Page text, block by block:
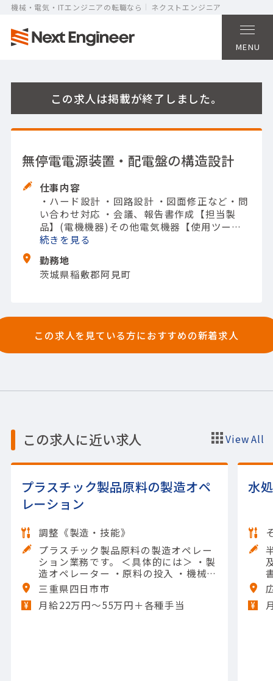
機械・電気・ITエンジニアの転職なら ネクストエンジニア
MENU
この求人は掲載が終了しました。
無停電電源装置・配電盤の構造設計
仕事内容
・ハード設計 ・回路設計 ・図面修正など ・問
い合わせ対応 ・会議、報告書作成 【担当製
品】(電機機器)その他電気機器 【使用ツー
ル】AutoCAD Electrical; オシロスコープ; マ
続きを
勤務地
茨城県稲敷郡阿見町
この求人を見ている方におすすめの新着求人
この求人に近い求人 View All
プラスチック製品原料の製造オペ
レーション
調整《製造・技能》
プラスチック製品原料の製造オペレー
ション業務です。 ＜具体的には＞ ・製
造オペレーター ・原料の投入 ・機械の
操作や清掃 ・メンテナンスなど 【担当
製品】(素材・素材加工品)石油化学製
品 【使用ツール】他 一般工具; Excel
三重県四日市市
月給22万円〜55万円＋各種手当
水